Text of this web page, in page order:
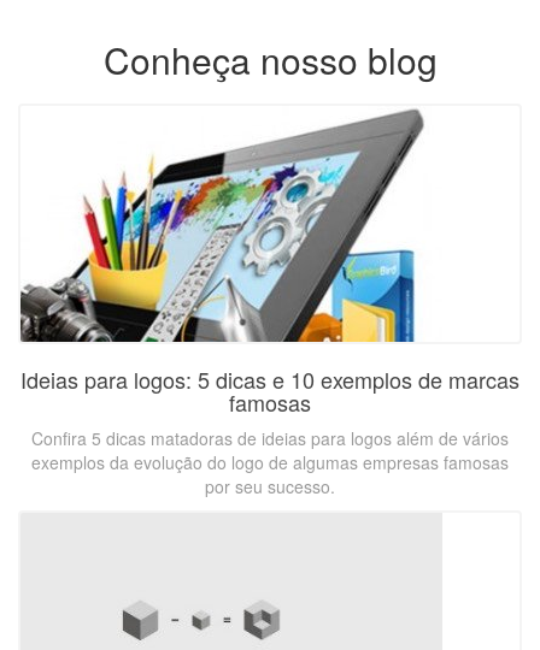
Conheça nosso blog
Ideias para logos: 5 dicas e 10 exemplos de marcas
famosas
Confira 5 dicas matadoras de ideias para logos além de vários
exemplos da evolução do logo de algumas empresas famosas
por seu sucesso.